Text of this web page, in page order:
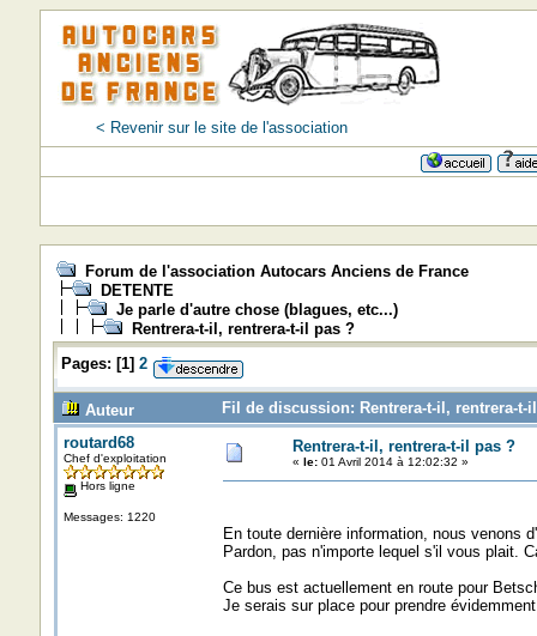
< Revenir sur le site de l'association
Forum de l'association Autocars Anciens de France
DETENTE
Je parle d'autre chose (blagues, etc...)
Rentrera-t-il, rentrera-t-il pas ?
Pages: [1] 2
Auteur
Fil de discussion: Rentrera-t-il, rentrera-t-
routard68
Chef d'exploitation
Hors ligne
Messages: 1220
Rentrera-t-il, rentrera-t-il pas ?
« le:01 Avril 2014 à 12:02:32 »
En toute dernière information, nous venons
Pardon, pas n'importe lequel s'il vous plait.
Ce bus est actuellement en route pour
Je serais sur place pour prendre